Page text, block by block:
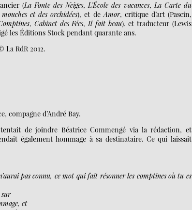
(La Fonte des Neiges,L’École des vacances,La Carte du
mouches et des orchidées), et deAmor, critique d’art (Pascin,
, Cabinet des Fées,Il fait beau), et traducteur (Lewis
les Éditions Stock pendant quarante ans.
RdR 2012.
compagne d’André Bay.
de joindre Béatrice Commengé via la rédaction, et
également hommage à sa destinataire. Ce qui laissait
pas connu, ce mot qui fait résonner les comptines où tu es
sur
et